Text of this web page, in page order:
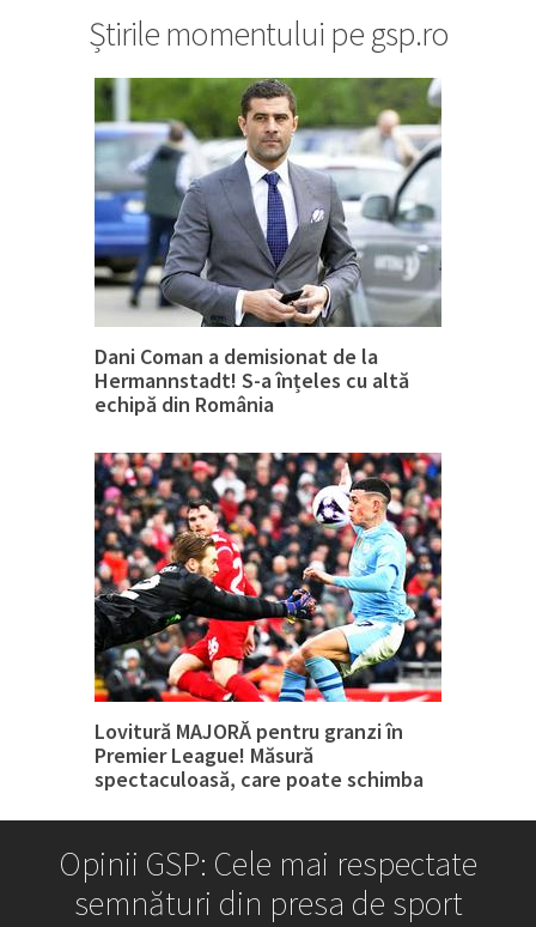
Știrile momentului pe gsp.ro
Dani Coman a demisionat de la
Hermannstadt! S-a înțeles cu altă
echipă din România
Lovitură MAJORĂ pentru granzi în
Premier League! Măsură
spectaculoasă, care poate schimba
Opinii GSP: Cele mai respectate
semnături din presa de sport